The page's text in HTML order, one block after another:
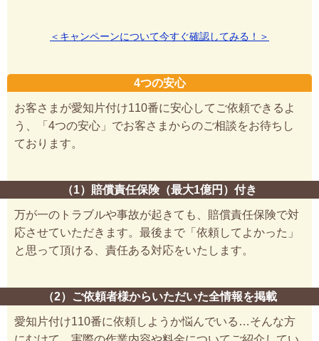
＜キャンペーンについて今すぐ確認してみる！＞
4つの安心
お客さまが愛知片付け110番に安心してご依頼できるよ
う、「4つの安心」でお客さまからのご相談をお待ちし
ております。
（1）賠償責任保険（最大1億円）付き
万が一のトラブルや事故が起きても、賠償責任保険で対
応させていただきます。最後まで「依頼してよかった」
と思って頂ける、責任ある対応をいたします。
（2）ご依頼者様からいただいた全情報を掲載
愛知片付け110番に依頼しようか悩んでいる…そんな方